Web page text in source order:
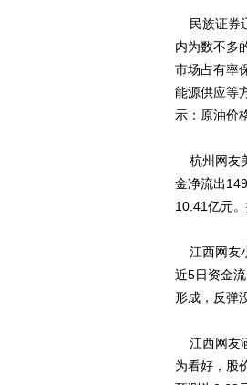
民族证券
内为数不多
市场占有率
能源供应等
示：原油价
杭州网友
金净流出
10.41亿元
江西网友
近5日资金
形成，反弹
江西网友
为看好，股